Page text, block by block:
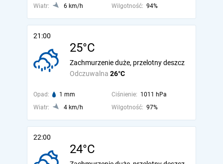
Wiatr:
6 km/h Wilgotność: 94%
21:00
25°C
Odczuwalna 26°C
Zachmurzenie duże, przelotny deszcz
Opad: 1 mm Ciśnienie: 1011 hPa
Wiatr:
4 km/h Wilgotność: 97%
22:00
24°C